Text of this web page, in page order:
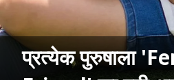
प्रत्येक पुरुषाला